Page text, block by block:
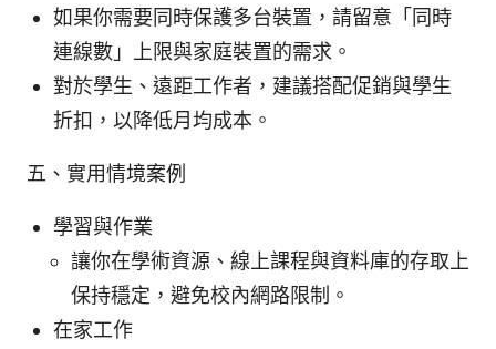
如果你需要同時保護多台裝置，請留意「同時
連線數」上限與家庭裝置的需求。
對於學生、遠距工作者，建議搭配促銷與學生
折扣，以降低月均成本。
五、實用情境案例
學習與作業
讓你在學術資源、線上課程與資料庫的存取上
保持穩定，避免校內網路限制。
在家工作